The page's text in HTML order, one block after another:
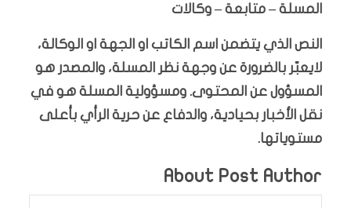
المسلة – متابعة – وكالات
النص الذي يتضمن اسم الكاتب او الجهة او الوكالة،
لايعبّر بالضرورة عن وجهة نظر المسلة، والمصدر هو
المسؤول عن المحتوى. ومسؤولية المسلة هو في
نقل الأخبار بحيادية، والدفاع عن حرية الرأي بأعلى
مستوياتها.
About Post Author